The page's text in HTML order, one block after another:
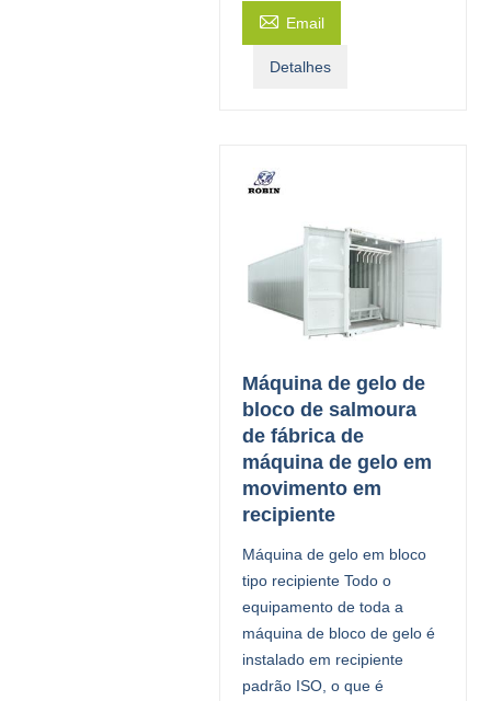
 Email
Detalhes
Máquina de gelo de
bloco de salmoura
de fábrica de
máquina de gelo em
movimento em
recipiente
Máquina de gelo em bloco
tipo recipiente Todo o
equipamento de toda a
máquina de bloco de gelo é
instalado em recipiente
padrão ISO, o que é